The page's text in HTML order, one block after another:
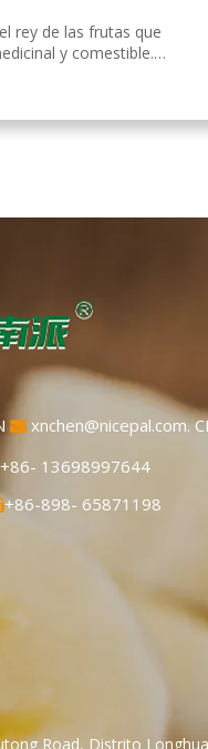
rey de las frutas que
y comestible.
el procesamiento de
más avanzados del
 xnchen@nicepal.com.
+86- 13698997644
+86-898- 65871198
Road, Distrito